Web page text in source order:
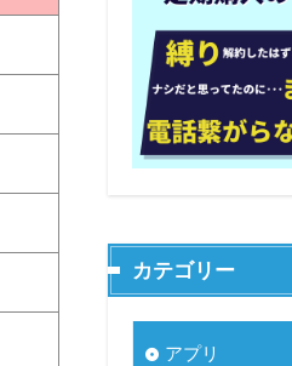
カテゴリー
アプリ